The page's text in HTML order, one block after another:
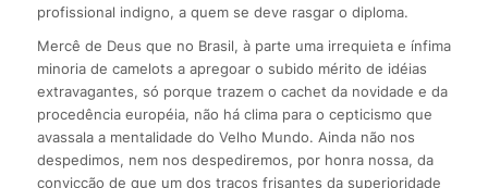
profissional indigno, a quem se deve rasgar o diploma.
Mercê de Deus que no Brasil, à parte uma irrequieta e ínfima
minoria de camelots a apregoar o subido mérito de idéias
extravagantes, só porque trazem o cachet da novidade e da
procedência européia, não há clima para o cepticismo que
avassala a mentalidade do Velho Mundo. Ainda não nos
despedimos, nem nos despediremos, por honra nossa, da
convicção de que um dos traços frisantes da superioridade